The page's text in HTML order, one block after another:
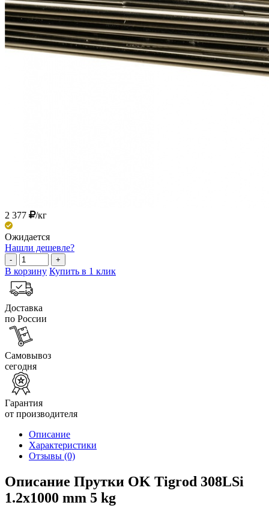
2 377 /кг
Ожидается
Нашли дешевле?
- +
В корзину Купить в 1 клик
Доставка
по России
Самовывоз
сегодня
Гарантия
от производителя
Описание
Характеристики
Отзывы (0)
Описание Прутки OK Tigrod 308LSi
1.2x1000 mm 5 kg